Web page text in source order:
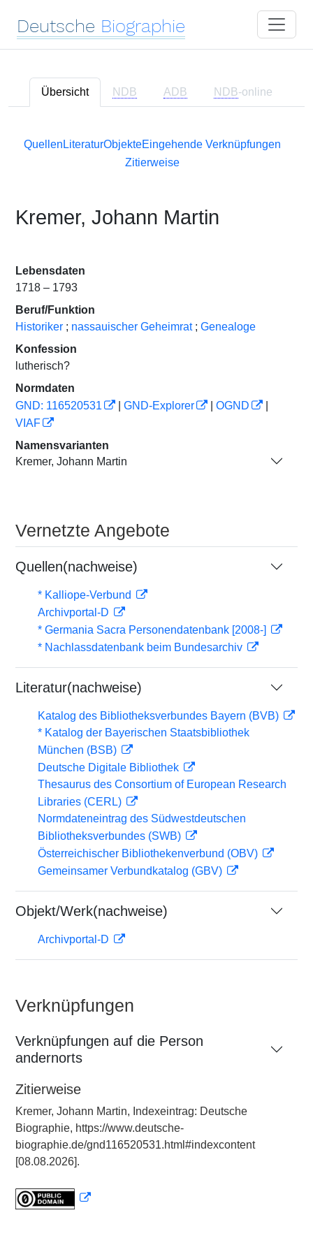
Deutsche Biographie
Übersicht NDB ADB NDB-online
Quellen LiteraturObjekteEingehende Verknüpfungen
Zitierweise
Kremer, Johann Martin
Lebensdaten
1718 – 1793
Beruf/Funktion
Historiker ; nassauischer Geheimrat ; Genealoge
Konfession
lutherisch?
Normdaten
GND: 116520531
GND-Explorer OGND
VIAF
Namensvarianten
Kremer, Johann Martin
Vernetzte Angebote
Quellen(nachweise)
* Kalliope-Verbund
Archivportal-D
* Germania Sacra Personendatenbank [2008-]
* Nachlassdatenbank beim Bundesarchiv
Literatur(nachweise)
Katalog des Bibliotheksverbundes Bayern (BVB)
* Katalog der Bayerischen Staatsbibliothek
München (BSB)
Deutsche Digitale Bibliothek
Thesaurus des Consortium of European Research
Libraries (CERL)
Normdateneintrag des Südwestdeutschen
Bibliotheksverbundes (SWB)
Österreichischer Bibliothekenverbund (OBV)
Gemeinsamer Verbundkatalog (GBV)
Objekt/Werk(nachweise)
Archivportal-D
Verknüpfungen
Verknüpfungen auf die Person
andernorts
Zitierweise
Kremer, Johann Martin, Indexeintrag: Deutsche
Biographie, https://www.deutsche-
biographie.de/gnd116520531.html#indexcontent
[08.08.2026].